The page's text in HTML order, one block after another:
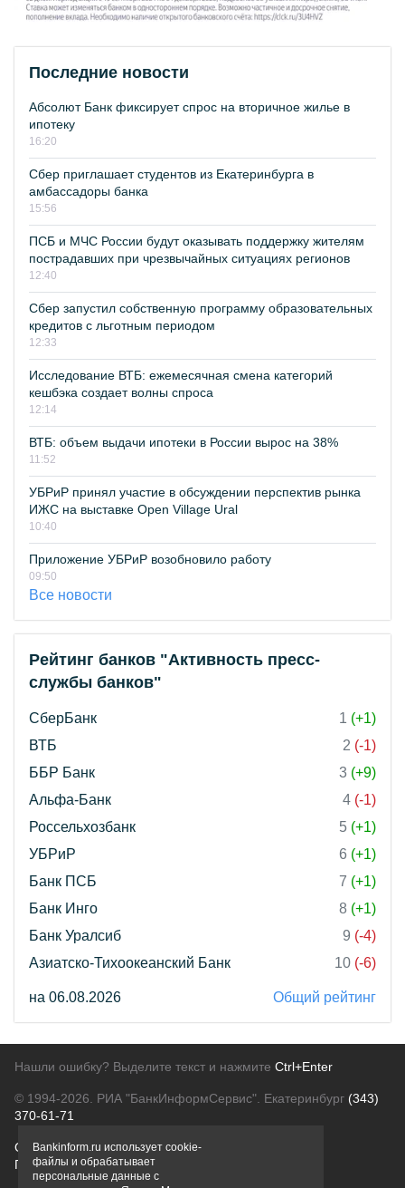
Последние новости
Абсолют Банк фиксирует спрос на вторичное жилье в
ипотеку
16:20
Сбер приглашает студентов из Екатеринбурга в
амбассадоры банка
15:56
ПСБ и МЧС России будут оказывать поддержку жителям
пострадавших при чрезвычайных ситуациях регионов
12:40
Сбер запустил собственную программу образовательных
кредитов с льготным периодом
12:33
Исследование ВТБ: ежемесячная смена категорий
кешбэка создает волны спроса
12:14
ВТБ: объем выдачи ипотеки в России вырос на 38%
11:52
УБРиР принял участие в обсуждении перспектив рынка
ИЖС на выставке Open Village Ural
10:40
Приложение УБРиР возобновило работу
09:50
Все новости
Рейтинг банков "Активность пресс-
службы банков"
СберБанк 1 (+1)
ВТБ
2 (-1)
ББР Банк
3 (+9)
Альфа-Банк
4 (-1)
Россельхозбанк
5 (+1)
УБРиР
6 (+1)
Банк ПСБ
7 (+1)
Банк Инго
8 (+1)
Банк Уралсиб
9 (-4)
Азиатско-Тихоокеанский Банк
10 (-6)
на 06.08.2026 Общий рейтинг
Нашли ошибку? Выделите текст и нажмите Ctrl+Enter
© 1994-2026. РИА "БанкИнформСервис". Екатеринбург (343)
370-61-71
О проектеПолитика конфиденциальности
Правовая информацияДля рекламодателей
Bankinform.ru использует cookie-
файлы и обрабатывает
персональные данные с